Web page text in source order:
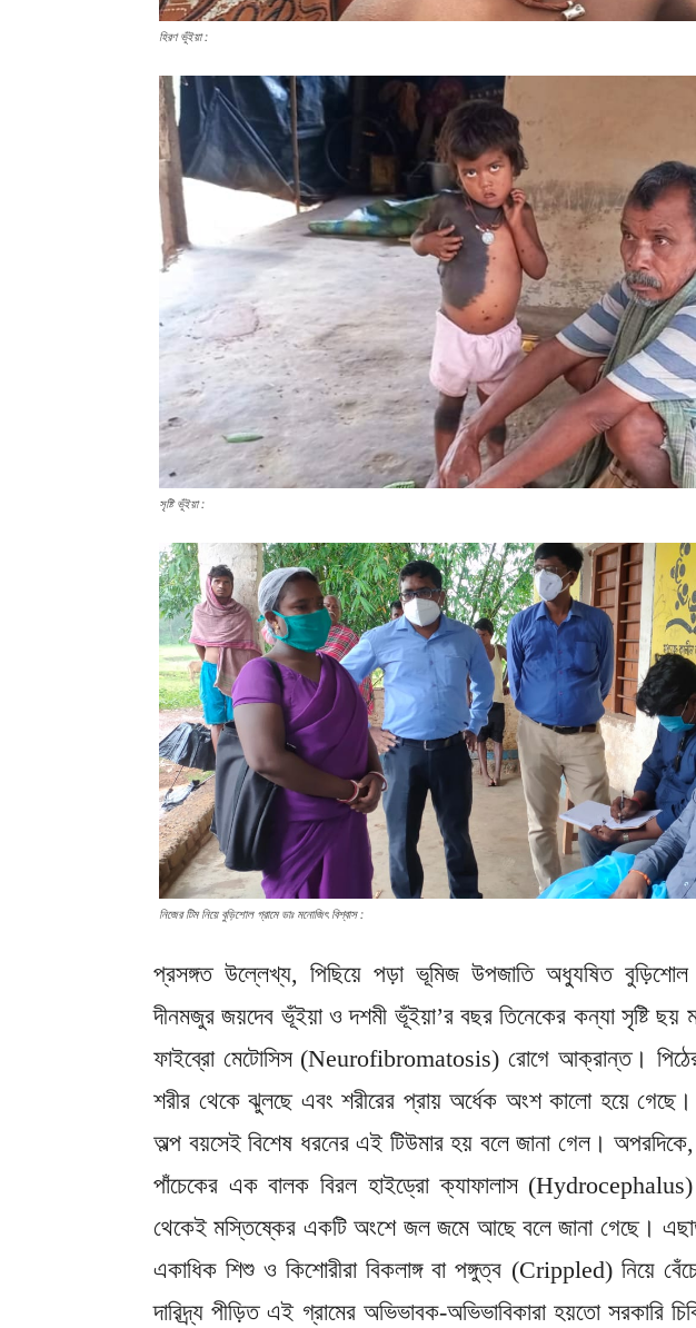
হিরণ ভূঁইয়া :
সৃষ্টি ভূঁইয়া :
নিজের টিম নিয়ে বুড়িশোল গ্রামে ডাঃ মনোজিৎ বিশ্বাস :
প্রসঙ্গত উল্লেখ্য, পিছিয়ে পড়া ভূমিজ উপজাতি অধ্যুষিত বুড়িশোল
দীনমজুর জয়দেব ভূঁইয়া ও দশমী ভূঁইয়া’র বছর তিনেকের কন্যা সৃষ্টি ছয়
ফাইব্রো মেটোসিস (Neurofibromatosis) রোগে আক্রান্ত। পিঠের
শরীর থেকে ঝুলছে এবং শরীরের প্রায় অর্ধেক অংশ কালো হয়ে গেছে।
অল্প বয়সেই বিশেষ ধরনের এই টিউমার হয় বলে জানা গেল। অপরদিকে,
পাঁচেকের এক বালক বিরল হাইড্রো ক্যাফালাস
থেকেই মস্তিষ্কের একটি অংশে জল জমে আছে বলে জানা গেছে।
একাধিক শিশু ও কিশোরীরা বিকলাঙ্গ বা পঙ্গুত্ব (Crippled) নিয়ে
দারিদ্র্য পীড়িত এই গ্রামের অভিভাবক-অভিভাবিকারা হয়তো সরকারি